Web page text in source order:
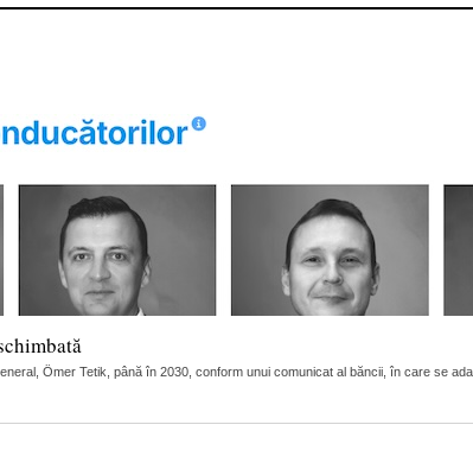
Ömer Tetik, până în 2030, conform unui comunicat al băncii, în care se